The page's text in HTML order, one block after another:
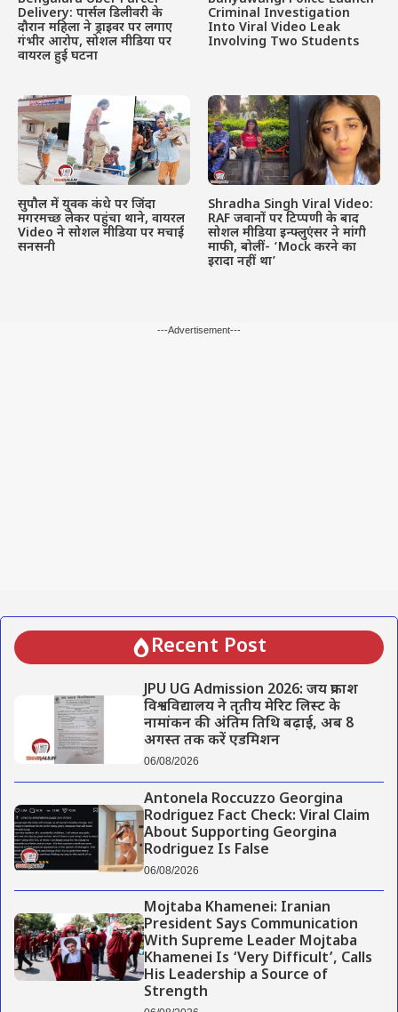
Delivery: पार्सल डिलीवरी के
दौरान महिला ने ड्राइवर पर लगाए
गंभीर आरोप, सोशल मीडिया पर
वायरल हुई घटना
Criminal Investigation
Into Viral Video Leak
Involving Two Students
सुपौल में युवक कंधे पर जिंदा
मगरमच्छ लेकर पहुंचा थाने, वायरल
Video ने सोशल मीडिया पर मचाई
सनसनी
Shradha Singh Viral Video:
RAF जवानों पर टिप्पणी के बाद
सोशल मीडिया इन्फ्लुएंसर ने मांगी
माफी, बोलीं- ‘Mock करने का
इरादा नहीं था’
---Advertisement---
Recent Post
JPU UG Admission 2026: जय प्रकाश
विश्वविद्यालय ने तृतीय मेरिट लिस्ट के
नामांकन की अंतिम तिथि बढ़ाई, अब 8
अगस्त तक करें एडमिशन
06/08/2026
Antonela Roccuzzo Georgina
Rodriguez Fact Check: Viral Claim
About Supporting Georgina
Rodriguez Is False
06/08/2026
Mojtaba Khamenei: Iranian
President Says Communication
With Supreme Leader Mojtaba
Khamenei Is ‘Very Difficult’, Calls
His Leadership a Source of
Strength